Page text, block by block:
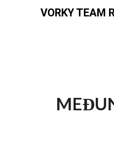
VORKY TEAM